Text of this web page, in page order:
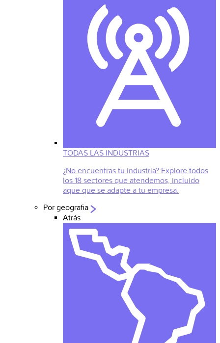
TODAS LAS INDUSTRIAS
¿No encuentras tu industria? Explore todos
los 18 sectores que atendemos, incluido
aque que se adapte a tu empresa.
Por geografia
Atrás